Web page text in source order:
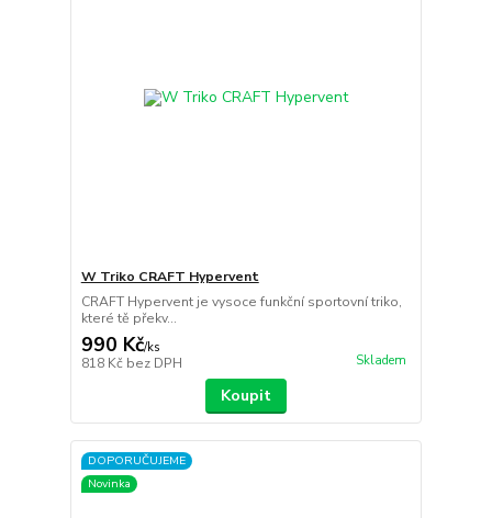
W Triko CRAFT Hypervent
CRAFT Hypervent je vysoce funkční sportovní triko,
které tě překv...
990 Kč/ks
818 Kč bez DPH Skladem
Koupit
DOPORUČUJEME
Novinka